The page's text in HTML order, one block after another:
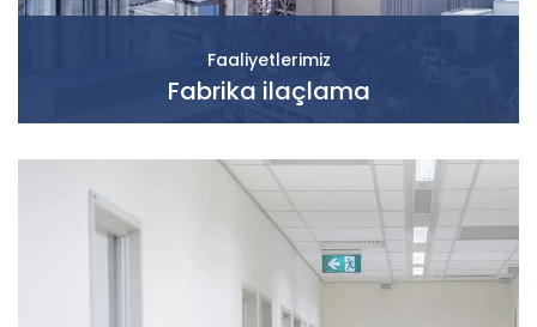
Faaliyetlerimiz
Fabrika ilaçlama